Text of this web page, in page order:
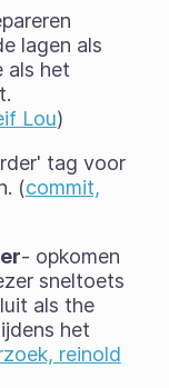
lagen als
als het
Lou)
tag voor
(commit,
- opkomen
sneltoets
als the
het
reinold